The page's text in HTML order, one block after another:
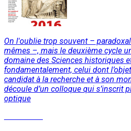
On l'oublie trop souvent –
mêmes –, mais le deuxième cycle
domaine des Sciences historiques
fondamentalement, celui dont
candidat à la recherche et à son
découle d’un colloque qui s’inscrit
optique